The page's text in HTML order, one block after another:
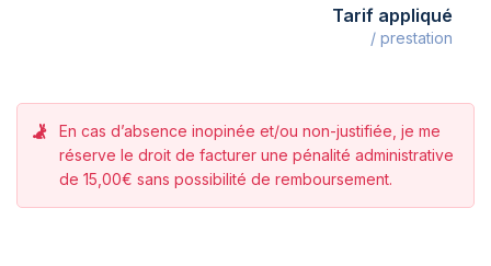
Tarif appliqué
/ prestation
En cas d’absence inopinée et/ou non-justifiée, je me
réserve le droit de facturer une pénalité administrative
de 15,00€ sans possibilité de remboursement.